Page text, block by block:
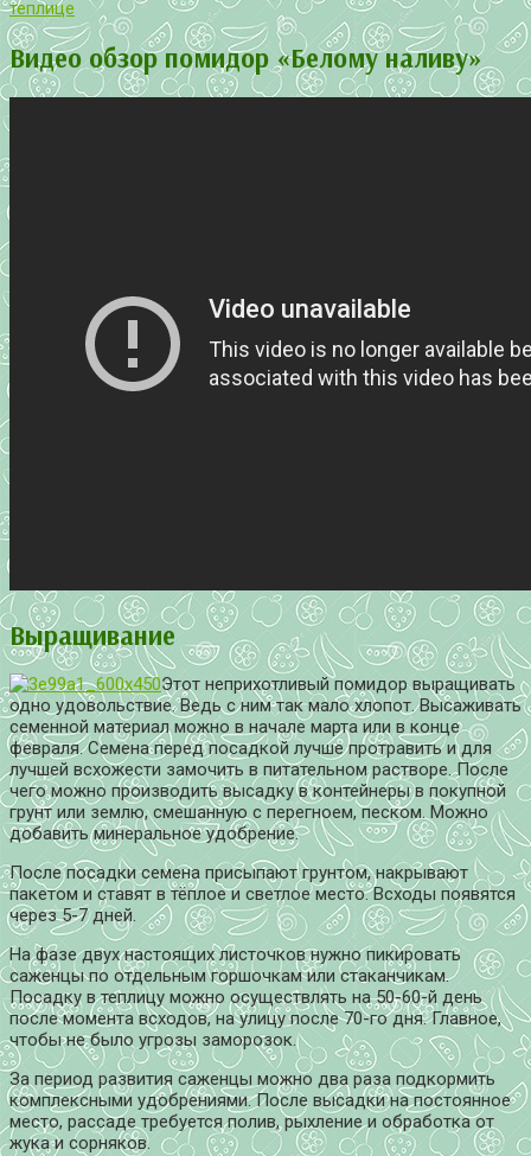
теплице
Видео обзор помидор «Белому наливу»
Выращивание
Этот неприхотливый помидор выращивать
одно удовольствие. Ведь с ним так мало хлопот. Высаживать
семенной материал можно в начале марта или в конце
февраля. Семена перед посадкой лучше протравить и для
лучшей всхожести замочить в питательном растворе. После
чего можно производить высадку в контейнеры в покупной
грунт или землю, смешанную с перегноем, песком. Можно
добавить минеральное удобрение.
После посадки семена присыпают грунтом, накрывают
пакетом и ставят в тёплое и светлое место. Всходы появятся
через 5-7 дней.
На фазе двух настоящих листочков нужно пикировать
саженцы по отдельным горшочкам или стаканчикам.
Посадку в теплицу можно осуществлять на 50-60-й день
после момента всходов, на улицу после 70-го дня. Главное,
чтобы не было угрозы заморозок.
За период развития саженцы можно два раза подкормить
комплексными удобрениями. После высадки на постоянное
место, рассаде требуется полив, рыхление и обработка от
жука и сорняков.